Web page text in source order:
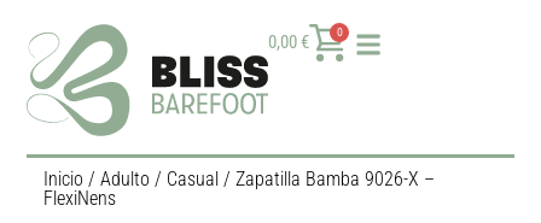
0,00€ 0
Inicio / Adulto / Casual/ Zapatilla Bamba 9026-X –
FlexiNens